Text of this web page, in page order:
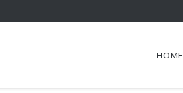
HOME